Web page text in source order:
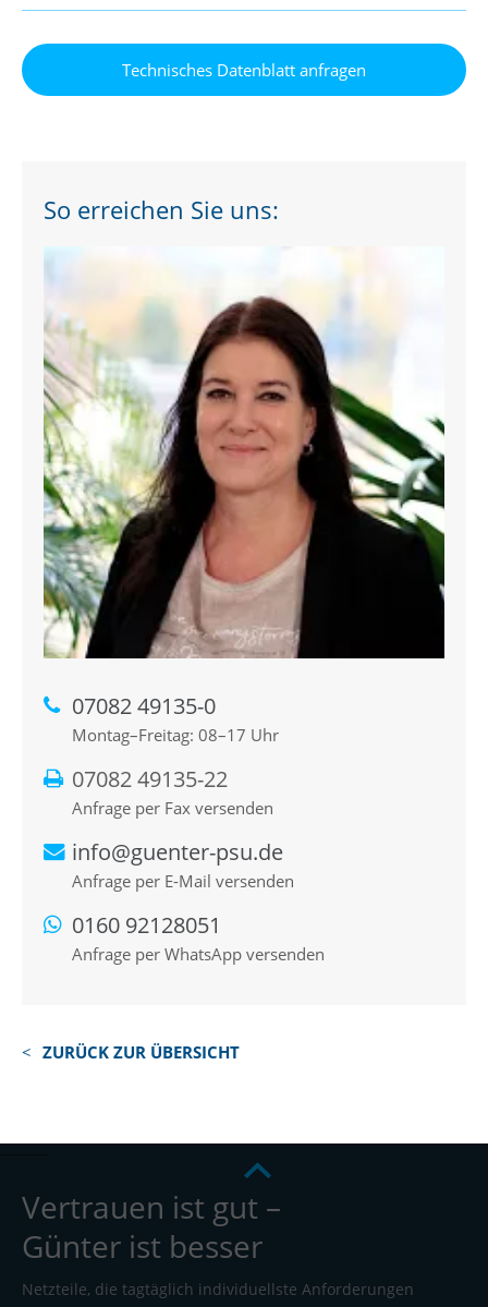
So erreichen Sie uns:
07082 49135-0
Montag–Freitag: 08–17 Uhr
07082 49135-22
Anfrage per Fax versenden
info@guenter-psu.de
Anfrage per E-Mail versenden
0160 92128051
Anfrage per WhatsApp versenden
ZURÜCK ZUR ÜBERSICHT
Vertrauen ist gut –
Günter ist besser
Netzteile, die tagtäglich individuellste Anforderungen